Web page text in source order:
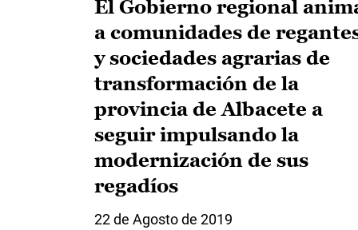
El Gobierno regional
a comunidades de
y sociedades agrarias de
transformación de la
provincia de Albacete a
seguir impulsando la
modernización de sus
regadíos
22 de Agosto de 2019